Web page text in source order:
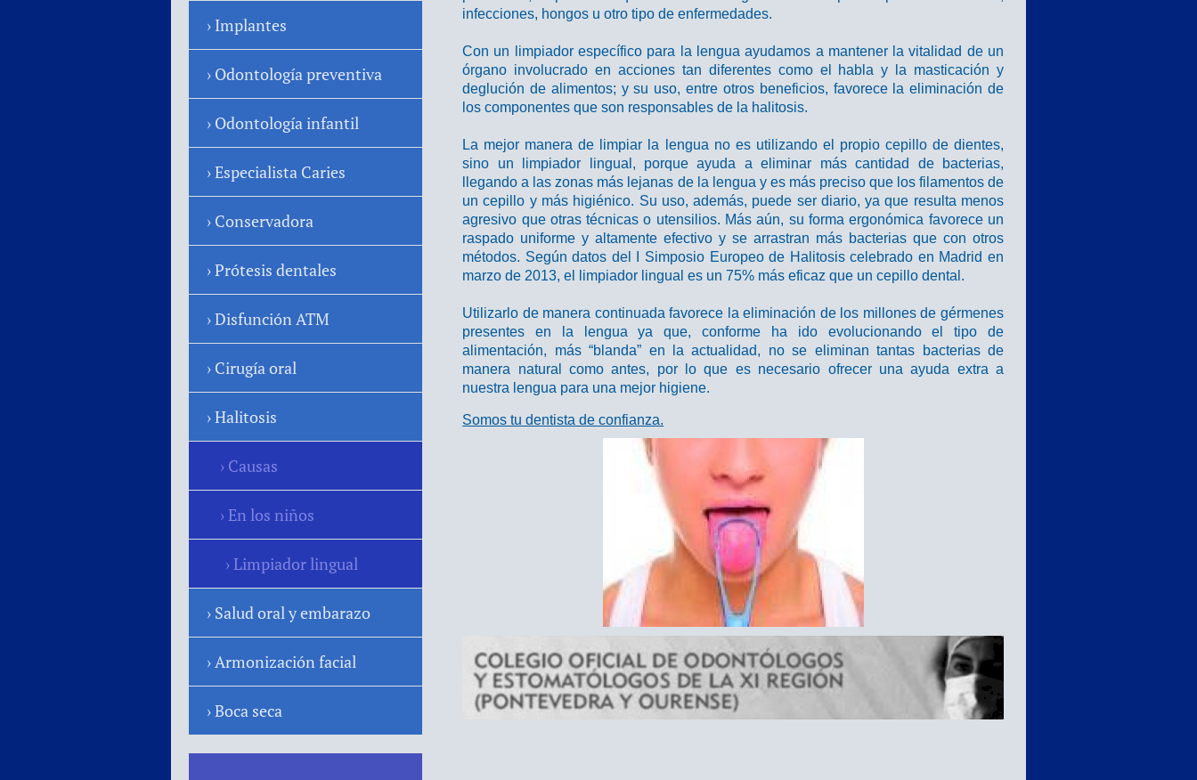
infecciones, hongos u otro tipo de enfermedades.
Con un limpiador específico para la lengua ayudamos a mantener la vitalidad de un
órgano involucrado en acciones tan diferentes como el habla y la masticación y
deglución de alimentos; y su uso, entre otros beneficios, favorece la eliminación de
los componentes que son responsables de la halitosis.
La mejor manera de limpiar la lengua no es utilizando el propio cepillo de dientes,
sino un limpiador lingual, porque ayuda a eliminar más cantidad de bacterias,
llegando a las zonas más lejanas de la lengua y es más preciso que los filamentos de
un cepillo y más higiénico. Su uso, además, puede ser diario, ya que resulta menos
agresivo que otras técnicas o utensilios. Más aún, su forma ergonómica favorece un
raspado uniforme y altamente efectivo y se arrastran más bacterias que con otros
métodos. Según datos del I Simposio Europeo de Halitosis celebrado en Madrid en
marzo de 2013, el limpiador lingual es un 75% más eficaz que un cepillo dental.
Utilizarlo de manera continuada favorece la eliminación de los millones de gérmenes
presentes en la lengua ya que, conforme ha ido evolucionando el tipo de
alimentación, más “blanda” en la actualidad, no se eliminan tantas bacterias de
manera natural como antes, por lo que es necesario ofrecer una ayuda extra a
nuestra lengua para una mejor higiene.
Somos tu dentista de confianza.
Implantes
Odontología preventiva
Odontología infantil
Especialista Caries
Conservadora
Prótesis dentales
Disfunción ATM
Cirugía oral
Halitosis
Causas
En los niños
Limpiador lingual
Salud oral y embarazo
Armonización facial
Boca seca